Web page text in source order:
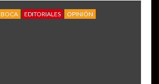
BOCA EDITORIALES OPINIÓN